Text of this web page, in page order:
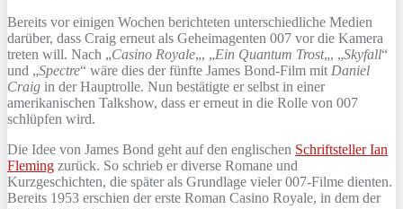
Bereits vor einigen Wochen berichteten unterschiedliche Medien
darüber, dass Craig erneut als Geheimagenten 007 vor die Kamera
treten will. Nach „Casino Royale„, „Ein Quantum Trost„, „Skyfall“
und „Spectre“ wäre dies der fünfte James Bond-Film mit Daniel
Craig in der Hauptrolle. Nun bestätigte er selbst in einer
amerikanischen Talkshow, dass er erneut in die Rolle von 007
schlüpfen wird.
Die Idee von James Bond geht auf den englischen Schriftsteller Ian
Fleming zurück. So schrieb er diverse Romane und
Kurzgeschichten, die später als Grundlage vieler 007-Filme dienten.
Bereits 1953 erschien der erste Roman Casino Royale, in dem der